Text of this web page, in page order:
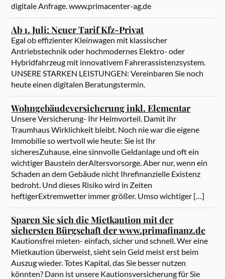
digitale Anfrage. www.primacenter-ag.de
Ab 1. Juli: Neuer Tarif Kfz-Privat
Egal ob effizienter Kleinwagen mit klassischer
Antriebstechnik oder hochmodernes Elektro- oder
Hybridfahrzeug mit innovativem Fahrerassistenzsystem.
UNSERE STARKEN LEISTUNGEN: Vereinbaren Sie noch
heute einen digitalen Beratungstermin.
Wohngebäudeversicherung inkl. Elementar
Unsere Versicherung- Ihr Heimvorteil. Damit ihr
Traumhaus Wirklichkeit bleibt. Noch nie war die eigene
Immobilie so wertvoll wie heute: Sie ist Ihr
sicheresZuhause, eine sinnvolle Geldanlage und oft ein
wichtiger Baustein derAltersvorsorge. Aber nur, wenn ein
Schaden an dem Gebäude nicht Ihrefinanzielle Existenz
bedroht. Und dieses Risiko wird in Zeiten
heftigerExtremwetter immer größer. Umso wichtiger […]
Sparen Sie sich die Mietkaution mit der
sichersten Bürgschaft der www.primafinanz.de
Kautionsfrei mieten- einfach, sicher und schnell. Wer eine
Mietkaution überweist, sieht sein Geld meist erst beim
Auszug wieder. Totes Kapital, das Sie besser nutzen
könnten? Dann ist unsere Kautionsversicherung für Sie